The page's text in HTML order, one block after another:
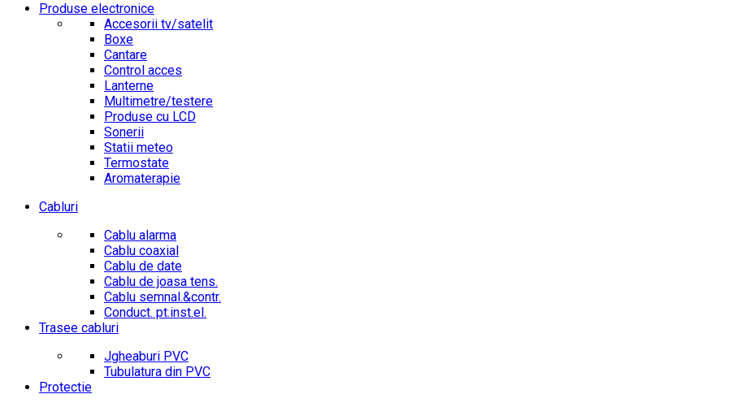
Produse electronice
Accesorii tv/satelit
Boxe
Cantare
Control acces
Lanterne
Multimetre/testere
Produse cu LCD
Sonerii
Statii meteo
Termostate
Aromaterapie
Cabluri
Cablu alarma
Cablu coaxial
Cablu de date
Cablu de joasa tens.
Cablu semnal.&contr.
Conduct. pt.inst.el.
Trasee cabluri
Jgheaburi PVC
Tubulatura din PVC
Protectie